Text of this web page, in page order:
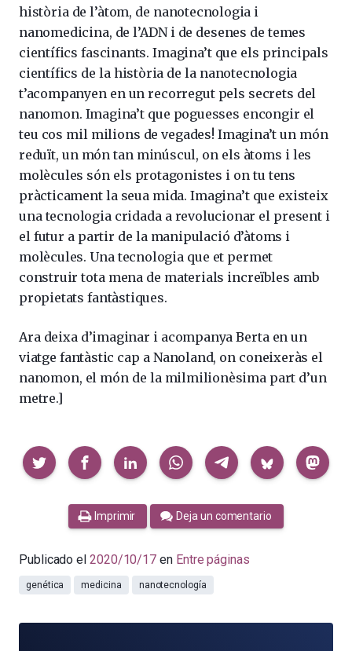
història de l’àtom, de nanotecnologia i
nanomedicina, de l’ADN i de desenes de temes
científics fascinants. Imagina’t que els principals
científics de la història de la nanotecnologia
t’acompanyen en un recorregut pels secrets del
nanomon. Imagina’t que poguesses encongir el
teu cos mil milions de vegades! Imagina’t un món
reduït, un món tan minúscul, on els àtoms i les
molècules són els protagonistes i on tu tens
pràcticament la seua mida. Imagina’t que existeix
una tecnologia cridada a revolucionar el present i
el futur a partir de la manipulació d’àtoms i
molècules. Una tecnologia que et permet
construir tota mena de materials increïbles amb
propietats fantàstiques.
Ara deixa d’imaginar i acompanya Berta en un
viatge fantàstic cap a Nanoland, on coneixeràs el
nanomon, el món de la milmilionèsima part d’un
metre.]
Compartir
Imprimir Deja un comentario
Publicado el 2020/10/17 en Entre páginas
genética medicina nanotecnología